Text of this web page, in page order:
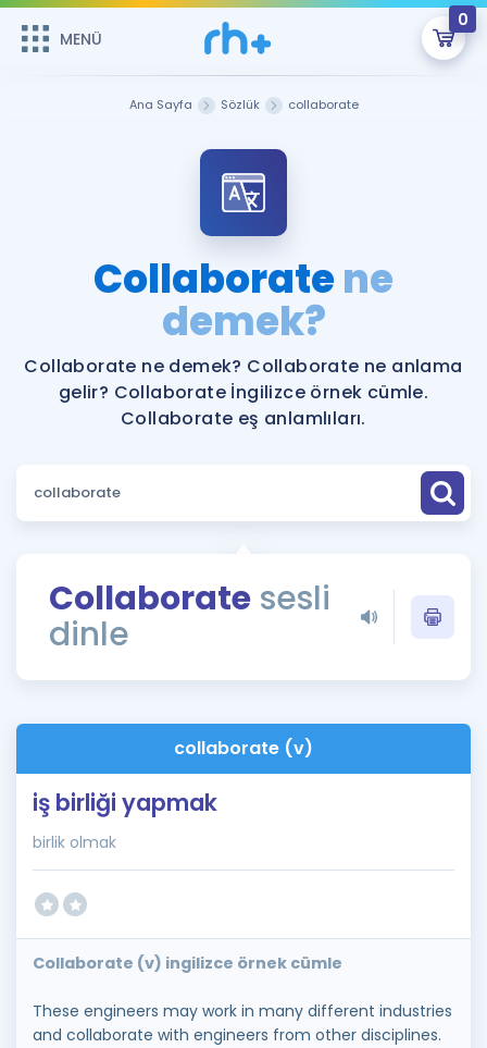
MENÜ
0
Şifremi Hatırlamıyorum
Sepetin Şu An Boş.
Remzi Hoca ile seni sınava hazırlayacak onlarca eğitim seni
bekliyor!
MENÜ
Katılımcı Görüşleri
Faydalı Araçlar
Ücretsiz Kaynaklar
ÖSYM Sınav Takvimi
Kampanyalar
İngilizce Gramer
İngilizce Gramer
Ana Sayfa Sözlük collaborate
Collaboratene
demek?
Collaborate ne demek? Collaborate ne anlama
gelir? Collaborate İngilizce örnek cümle.
Collaborate eş anlamlıları.
Collaborate sesli
dinle
collaborate (v)
iş birliği yapmak
birlik olmak
Collaborate (v) ingilizce örnek cümle
These engineers may work in many different industries
and collaborate with engineers from other disciplines.